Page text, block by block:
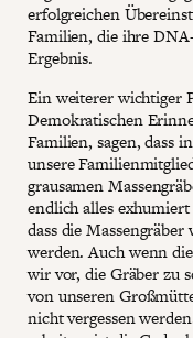
erfolgreichen
Familien, die ihre
Ergebnis.
Ein weiterer wichtiger
Demokratischen
Familien, sagen, dass
unsere
grausamen
endlich alles
dass die
werden. Auch wenn
wir vor, die Gräber zu
von unseren
nicht vergessen